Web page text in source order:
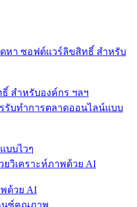
สำหรับองค์กร ฯลฯ
บบไวๆ
ด้วย AI